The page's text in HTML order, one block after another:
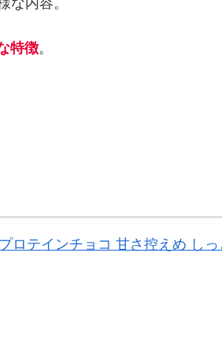
特徴。
ロテインチョコ 甘さ控えめ し